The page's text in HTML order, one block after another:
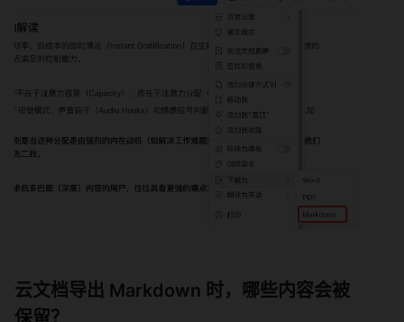
云文档导出 Markdown 时，哪些内容会被